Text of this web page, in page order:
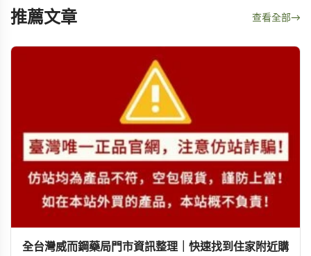
推薦文章 查看全部→
全台灣威而鋼藥局門市資訊整理｜快速找到住家附近購